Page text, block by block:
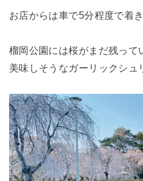
お店からは車で5分程度で着き
榴岡公園には桜がまだ残って
美味しそうなガーリックシュ